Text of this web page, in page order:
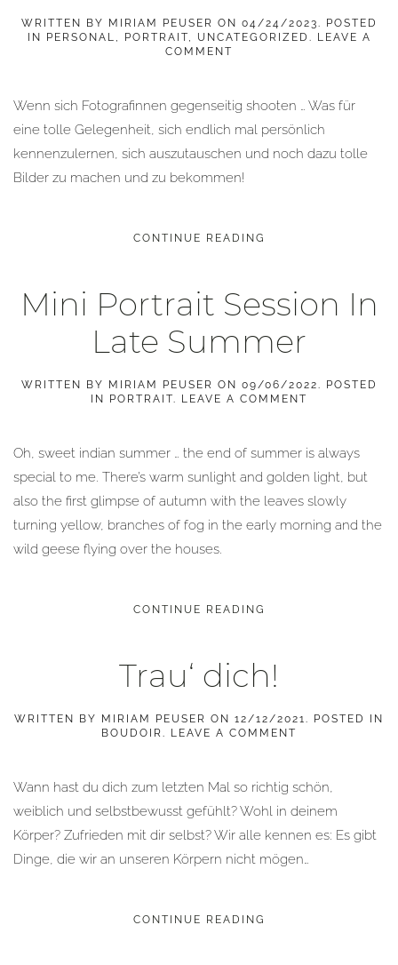
WRITTEN BY MIRIAM PEUSER ON 04/24/2023. POSTED
IN
PERSONAL , PORTRAIT, UNCATEGORIZED .
LEAVE A
COMMENT
Wenn sich Fotografinnen gegenseitig shooten … Was für
eine tolle Gelegenheit, sich endlich mal persönlich
kennenzulernen, sich auszutauschen und noch dazu tolle
Bilder zu machen und zu bekommen!
CONTINUE READING
Mini Portrait Session In
Late Summer
WRITTEN BY MIRIAM PEUSER ON 09/06/2022. POSTED
IN
PORTRAIT. LEAVE A COMMENT
Oh, sweet indian summer … the end of summer is always
special to me. There’s warm sunlight and golden light, but
also the first glimpse of autumn with the leaves slowly
turning yellow, branches of fog in the early morning and the
wild geese flying over the houses.
CONTINUE READING
Trau‘ dich!
WRITTEN BY MIRIAM PEUSER ON 12/12/2021. POSTED IN
BOUDOIR. LEAVE A COMMENT
Wann hast du dich zum letzten Mal so richtig schön,
weiblich und selbstbewusst gefühlt? Wohl in deinem
Körper? Zufrieden mit dir selbst? Wir alle kennen es: Es gibt
Dinge, die wir an unseren Körpern nicht mögen…
CONTINUE READING